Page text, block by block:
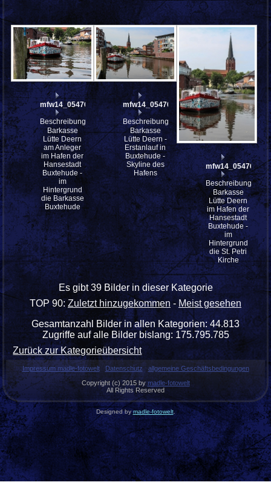
mfw14_054765
Beschreibung:
Barkasse
Lütte Deern
am Anleger
im Hafen der
Hansestadt
Buxtehude -
im
Hintergrund
die Barkasse
Buxtehude
mfw14_054762
Beschreibung:
Barkasse
Lütte Deern -
Erstanlauf in
Buxtehude -
Skyline des
Hafens
mfw14_054761
Beschreibung:
Barkasse
Lütte Deern
im Hafen der
Hansestadt
Buxtehude -
im
Hintergrund
die St. Petri
Kirche
Es gibt 39 Bilder in dieser Kategorie
TOP 90: Zuletzt hinzugekommen - Meist gesehen
Gesamtanzahl Bilder in allen Kategorien: 44.813
Zugriffe auf alle Bilder bislang: 175.795.785
Zurück zur Kategorieübersicht
Impressum madle-fotowelt Datenschutz
allgemeine Geschäftsbedingungen
Copyright (c) 2015 bymadle-fotowelt
All Rights Reserved
Designed bymadle-fotowelt.